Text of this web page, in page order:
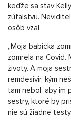
keďže sa stav
zúfalstvu.
osôb vzal.
„Moja babička
zomrela na Covid.
životy. A moja
remdesivir, kým
tam nebol, aby im
sestry, ktoré by
nie sú žiadne